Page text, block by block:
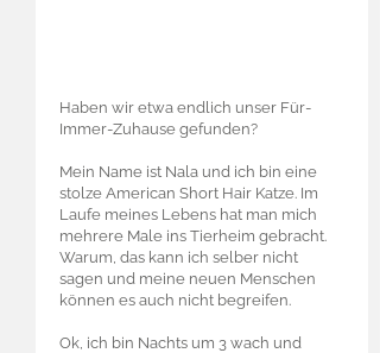
Haben wir etwa endlich unser Für-
Immer-Zuhause gefunden?
Mein Name ist Nala und ich bin eine
stolze American Short Hair Katze. Im
Laufe meines Lebens hat man mich
mehrere Male ins Tierheim gebracht.
Warum, das kann ich selber nicht
sagen und meine neuen Menschen
können es auch nicht begreifen.
Ok, ich bin Nachts um 3 wach und